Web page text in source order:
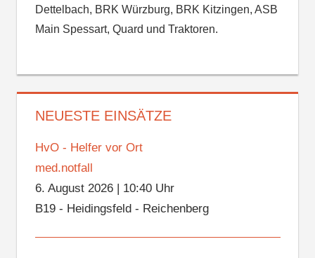
Dettelbach, BRK Würzburg, BRK Kitzingen, ASB
Main Spessart, Quard und Traktoren.
NEUESTE EINSÄTZE
HvO - Helfer vor Ort
med.notfall
6. August 2026| 10:40 Uhr
B19 - Heidingsfeld - Reichenberg